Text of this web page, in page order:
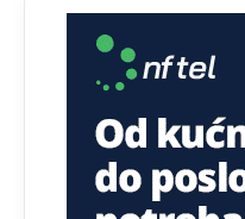
Анонимно2818605 јуче
Uvođenje pravila da se
(krstića) kružić ispred
obojiti (popuniti)
zahtjeva optičkih
Анонимно2818605 јуче